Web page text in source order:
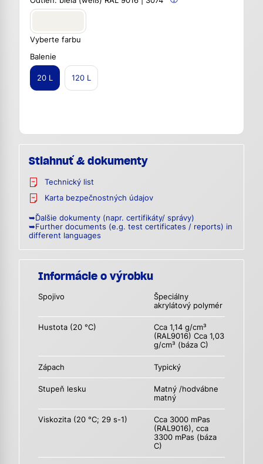
Vyberte farbu
Balenie
20 L 120 L
Stiahnuť & dokumenty
Technický list
Karta bezpečnostných údajov
➥Ďalšie dokumenty (napr. certifikáty/ správy)
➥Further documents (e.g. test certificates / reports) in
different languages
Informácie o výrobku
Spojivo
Špeciálny
akrylátový polymér
Hustota (20 °C)
Cca 1,14 g/cm³
(RAL9016) Cca 1,03
g/cm³ (báza C)
Zápach Typický
Stupeň lesku
Matný /hodvábne
matný
Viskozita (20 °C; 29 s-1)
Cca 3000 mPas
(RAL9016), cca
3300 mPas (báza
C)